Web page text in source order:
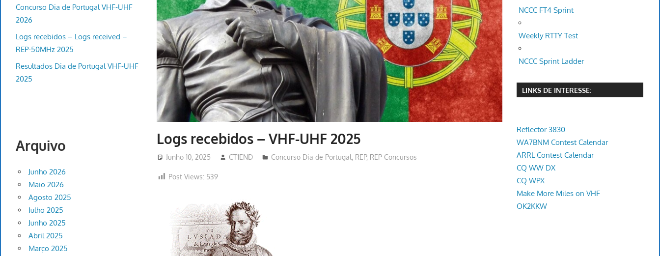
Logs recebidos – VHF-UHF 2025
Junho 10, 2025 CT1END Concurso Dia de Portugal, REP, REP Concursos
Post Views: 539
Concurso Dia de Portugal VHF-UHF
2026
Logs recebidos – Logs received –
REP-50MHz 2025
Resultados Dia de Portugal VHF-UHF
2025
Arquivo
Junho 2026
Maio 2026
Agosto 2025
Julho 2025
Junho 2025
Abril 2025
Março 2025
NCCC FT4 Sprint
Weekly RTTY Test
NCCC Sprint Ladder
LINKS DE INTERESSE:
Reflector 3830
WA7BNM Contest Calendar
ARRL Contest Calendar
CQ WW DX
CQ WPX
Make More Miles on VHF
OK2KKW